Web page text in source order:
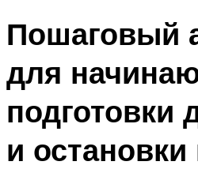
Пошаговый
для
подготовки
и